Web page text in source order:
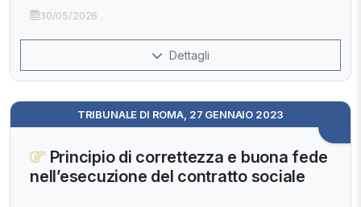
30/05/2026
Dettagli
TRIBUNALE DI ROMA, 27 GENNAIO 2023
Principio di correttezza e buona fede
nell’esecuzione del contratto sociale